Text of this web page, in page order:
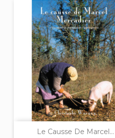
Le Causse De Marcel...